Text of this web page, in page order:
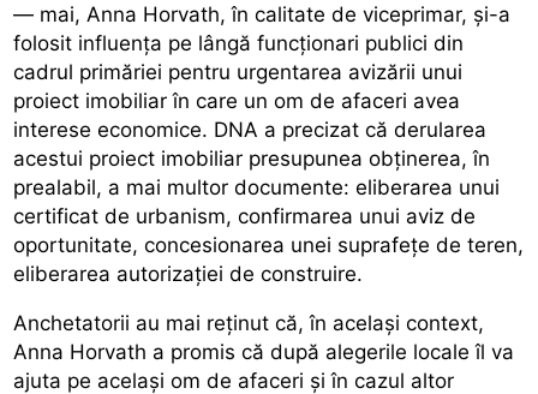
— mai, Anna Horvath, în calitate de viceprimar, și-a
folosit influența pe lângă funcționari publici din
cadrul primăriei pentru urgentarea avizării unui
proiect imobiliar în care un om de afaceri avea
interese economice. DNA a precizat că derularea
acestui proiect imobiliar presupunea obținerea, în
prealabil, a mai multor documente: eliberarea unui
certificat de urbanism, confirmarea unui aviz de
oportunitate, concesionarea unei suprafețe de teren,
eliberarea autorizației de construire.
Anchetatorii au mai reținut că, în același context,
Anna Horvath a promis că după alegerile locale îl va
ajuta pe același om de afaceri și în cazul altor